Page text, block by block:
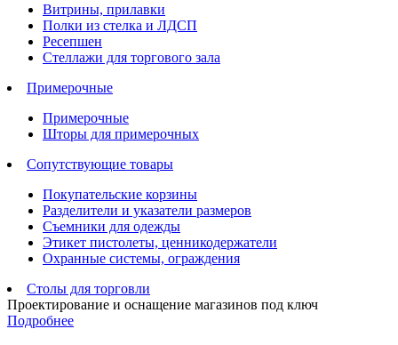
Витрины, прилавки
Полки из стелка и ЛДСП
Ресепшен
Стеллажи для торгового зала
Примерочные
Примерочные
Шторы для примерочных
Сопутствующие товары
Покупательские корзины
Разделители и указатели размеров
Съемники для одежды
Этикет пистолеты, ценникодержатели
Охранные системы, ограждения
Столы для торговли
Проектирование и оснащение магазинов под ключ
Подробнее